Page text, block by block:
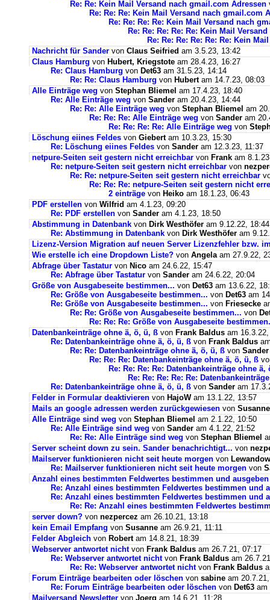
Re: Re: Kein Mail Versand nach gmail.com Adressen
Re: Re: Re: Kein Mail Versand nach gmail.com
Re: Re: Re: Re: Kein Mail Versand nach
Re: Re: Re: Re: Re: Kein Mail
Re: Re: Re: Re: Re: Re: Kein
Nachricht für Sander von Claus Seifried am 3.5.23, 13:42
Claus Hamburg von Hubert, Kriegstote am 28.4.23, 16:27
Re: Claus Hamburg von Det63 am 31.5.23, 14:14
Re: Re: Claus Hamburg von Hubertam 14.7.23, 08:03
Alle Einträge weg von Stephan Bliemel am 17.4.23, 18:40
Re: Alle Einträge weg von Sander am 20.4.23, 14:44
Re: Re: Alle Einträge weg von Stephan Bliemel am
Re: Re: Re: Alle Einträge weg von Sander am
Re: Re: Re: Re: Alle Einträge weg von
Löschung eiines Feldes von Giebertam 10.3.23, 15:30
Re: Löschung eiines Feldes von Sander am 12.3.23, 11:37
netpure-Seiten seit gestern nicht erreichbar von Frank am
Re: netpure-Seiten seit gestern nicht erreichbar von
Re: Re: netpure-Seiten seit gestern nicht erreichbar
Re: Re: Re: netpure-Seiten seit gestern nicht
2 einträge von Heiko am 18.1.23, 06:43
PDF erstellen von Wilfrid am 4.1.23, 09:20
Re: PDF erstellen von Sander am 4.1.23, 18:50
Abstimmung in Datenbank von Dirk Westhöfer am 9.12.22, 18:44
Re: Abstimmung in Datenbank von Dirk Westhöfer am
Lizenz-Version Migration auf neuen Server Lizenzfehler bzw.
Wie erstelle ich eine Dropdown Liste? von Angela am 27.9.22,
Abfrage über Tastatur von Nico am 24.6.22, 15:47
Re: Abfrage über Tastatur von Sander am 24.6.22, 20:04
Größe von Ausgabeseite bestimmen... von Det63 am 13.6.22,
Re: Größe von Ausgabeseite bestimmen... von Det63 am
Re: Größe von Ausgabeseite bestimmen... von Friesecke
Re: Re: Größe von Ausgabeseite bestimmen... von
Re: Re: Re: Größe von Ausgabeseite
Datenbankeinträge ohne ä, ö, ü, ß von Frank Baldus am
Re: Datenbankeinträge ohne ä, ö, ü, ß von Frank Baldus
Re: Re: Datenbankeinträge ohne ä, ö, ü, ß von Sander
Re: Re: Re: Datenbankeinträge ohne ä, ö, ü, ß
Re: Re: Re: Re: Datenbankeinträge ohne ä,
Re: Re: Re: Re: Re:
Re: Datenbankeinträge ohne ä, ö, ü, ß von Sander am
Felder in Formular deaktivieren von HajoWam 13.1.22, 13:57
Mails an google adressen werden zurückgewiesen von Susanne
Alle Einträge sind weg von Stephan Bliemel am 2.1.22, 10:50
Re: Alle Einträge sind weg von Sander am 4.1.22, 21:52
Re: Re: Alle Einträge sind weg von Stephan Bliemel
Server scheint down zu sein. Sander benachrichtigt... von
Mailserver funktionieren nicht seit heute morgen von
Re: Mailserver funktionieren nicht seit heute morgen von
Anzahl eines bestimmten Feldwertes bestimmen und ausgeben
Re: Anzahl eines bestimmten Feldwertes bestimmen und
Re: Anzahl eines bestimmten Feldwertes bestimmen und
Re: Re: Anzahl eines bestimmten Feldwertes
server down? von nezpercez am 26.10.21, 13:18
kein Email Empfang von Susanne am 26.9.21, 11:11
Felder Abgleich von Robertam 14.8.21, 18:39
Webserver antwortet nichtvon Frank Baldus am 26.7.21, 07:17
Re: Webserver antwortet nichtvon Frank Baldus am
Re: Re: Webserver antwortet nichtvon Frank Baldus
Forum Einträge bearbeiten oder löschen von sabine am
Re: Forum Einträge bearbeiten oder löschen von Det63 am
Mailversand Newsletter von Joerg am 14.6.21, 11:28